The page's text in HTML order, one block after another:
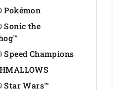
Pokémon
Sonic the
Speed Champions
Star Wars™